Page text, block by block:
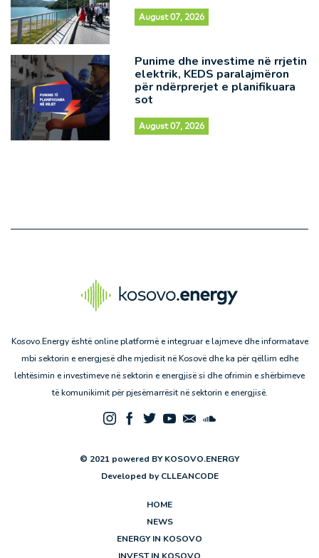
August 07, 2026
Punime dhe investime në rrjetin
elektrik, KEDS paralajmëron
për ndërprerjet e planifikuara
sot
August 07, 2026
Kosovo.Energy është online platformë e integruar e lajmeve dhe informatave
mbi sektorin e energjesë dhe mjedisit në Kosovë dhe ka për qëllim edhe
lehtësimin e investimeve në sektorin e energjisë si dhe ofrimin e shërbimeve
të komunikimit për pjesëmarrësit në sektorin e energjisë.
© 2021 powered BY KOSOVO.ENERGY
Developed by CLLEANCODE
HOME
NEWS
ENERGY IN KOSOVO